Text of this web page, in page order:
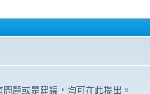
題或是建議，均可在此提出。